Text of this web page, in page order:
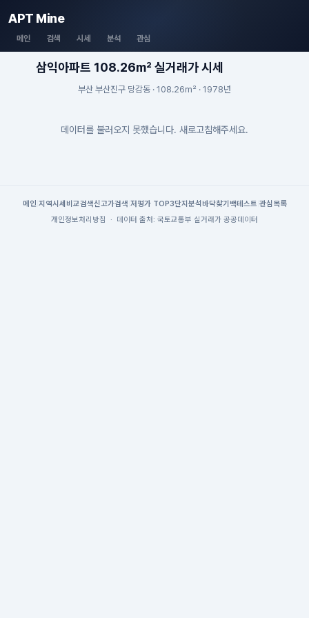
APT Mine
메인 검색 시세 분석 관심
삼익아파트 108.26m² 실거래가 시세
부산 부산진구 당감동 · 108.26m² · 1978년
데이터를 불러오지 못했습니다. 새로고침해주세요.
메인| 지역시세 비교검색신고가검색 저평가 TOP3단지분석 바닥찾기 백테스트 관심목록
개인정보처리방침
· 데이터 출처: 국토교통부 실거래가 공공데이터